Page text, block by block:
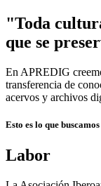
"Toda
que se
En APREDIG
transferencia de
acervos y archivos
Esto es lo que
Labor